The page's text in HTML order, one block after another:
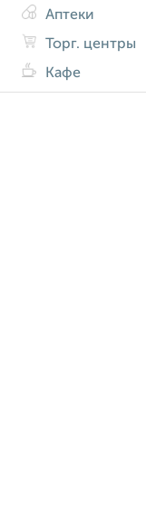
Аптеки
Торг. центры
Кафе